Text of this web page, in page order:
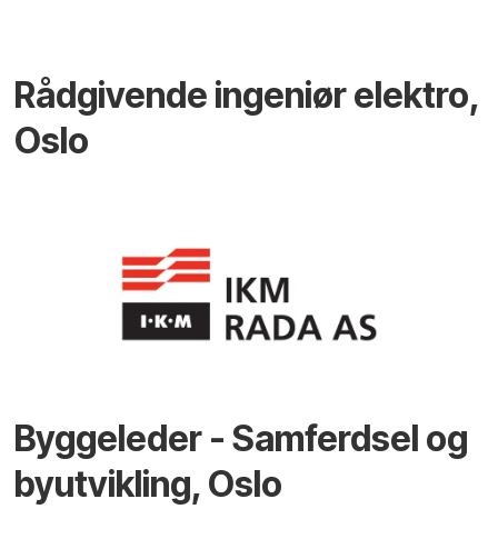
Rådgivende ingeniør elektro,
Oslo
Byggeleder - Samferdsel og
byutvikling, Oslo